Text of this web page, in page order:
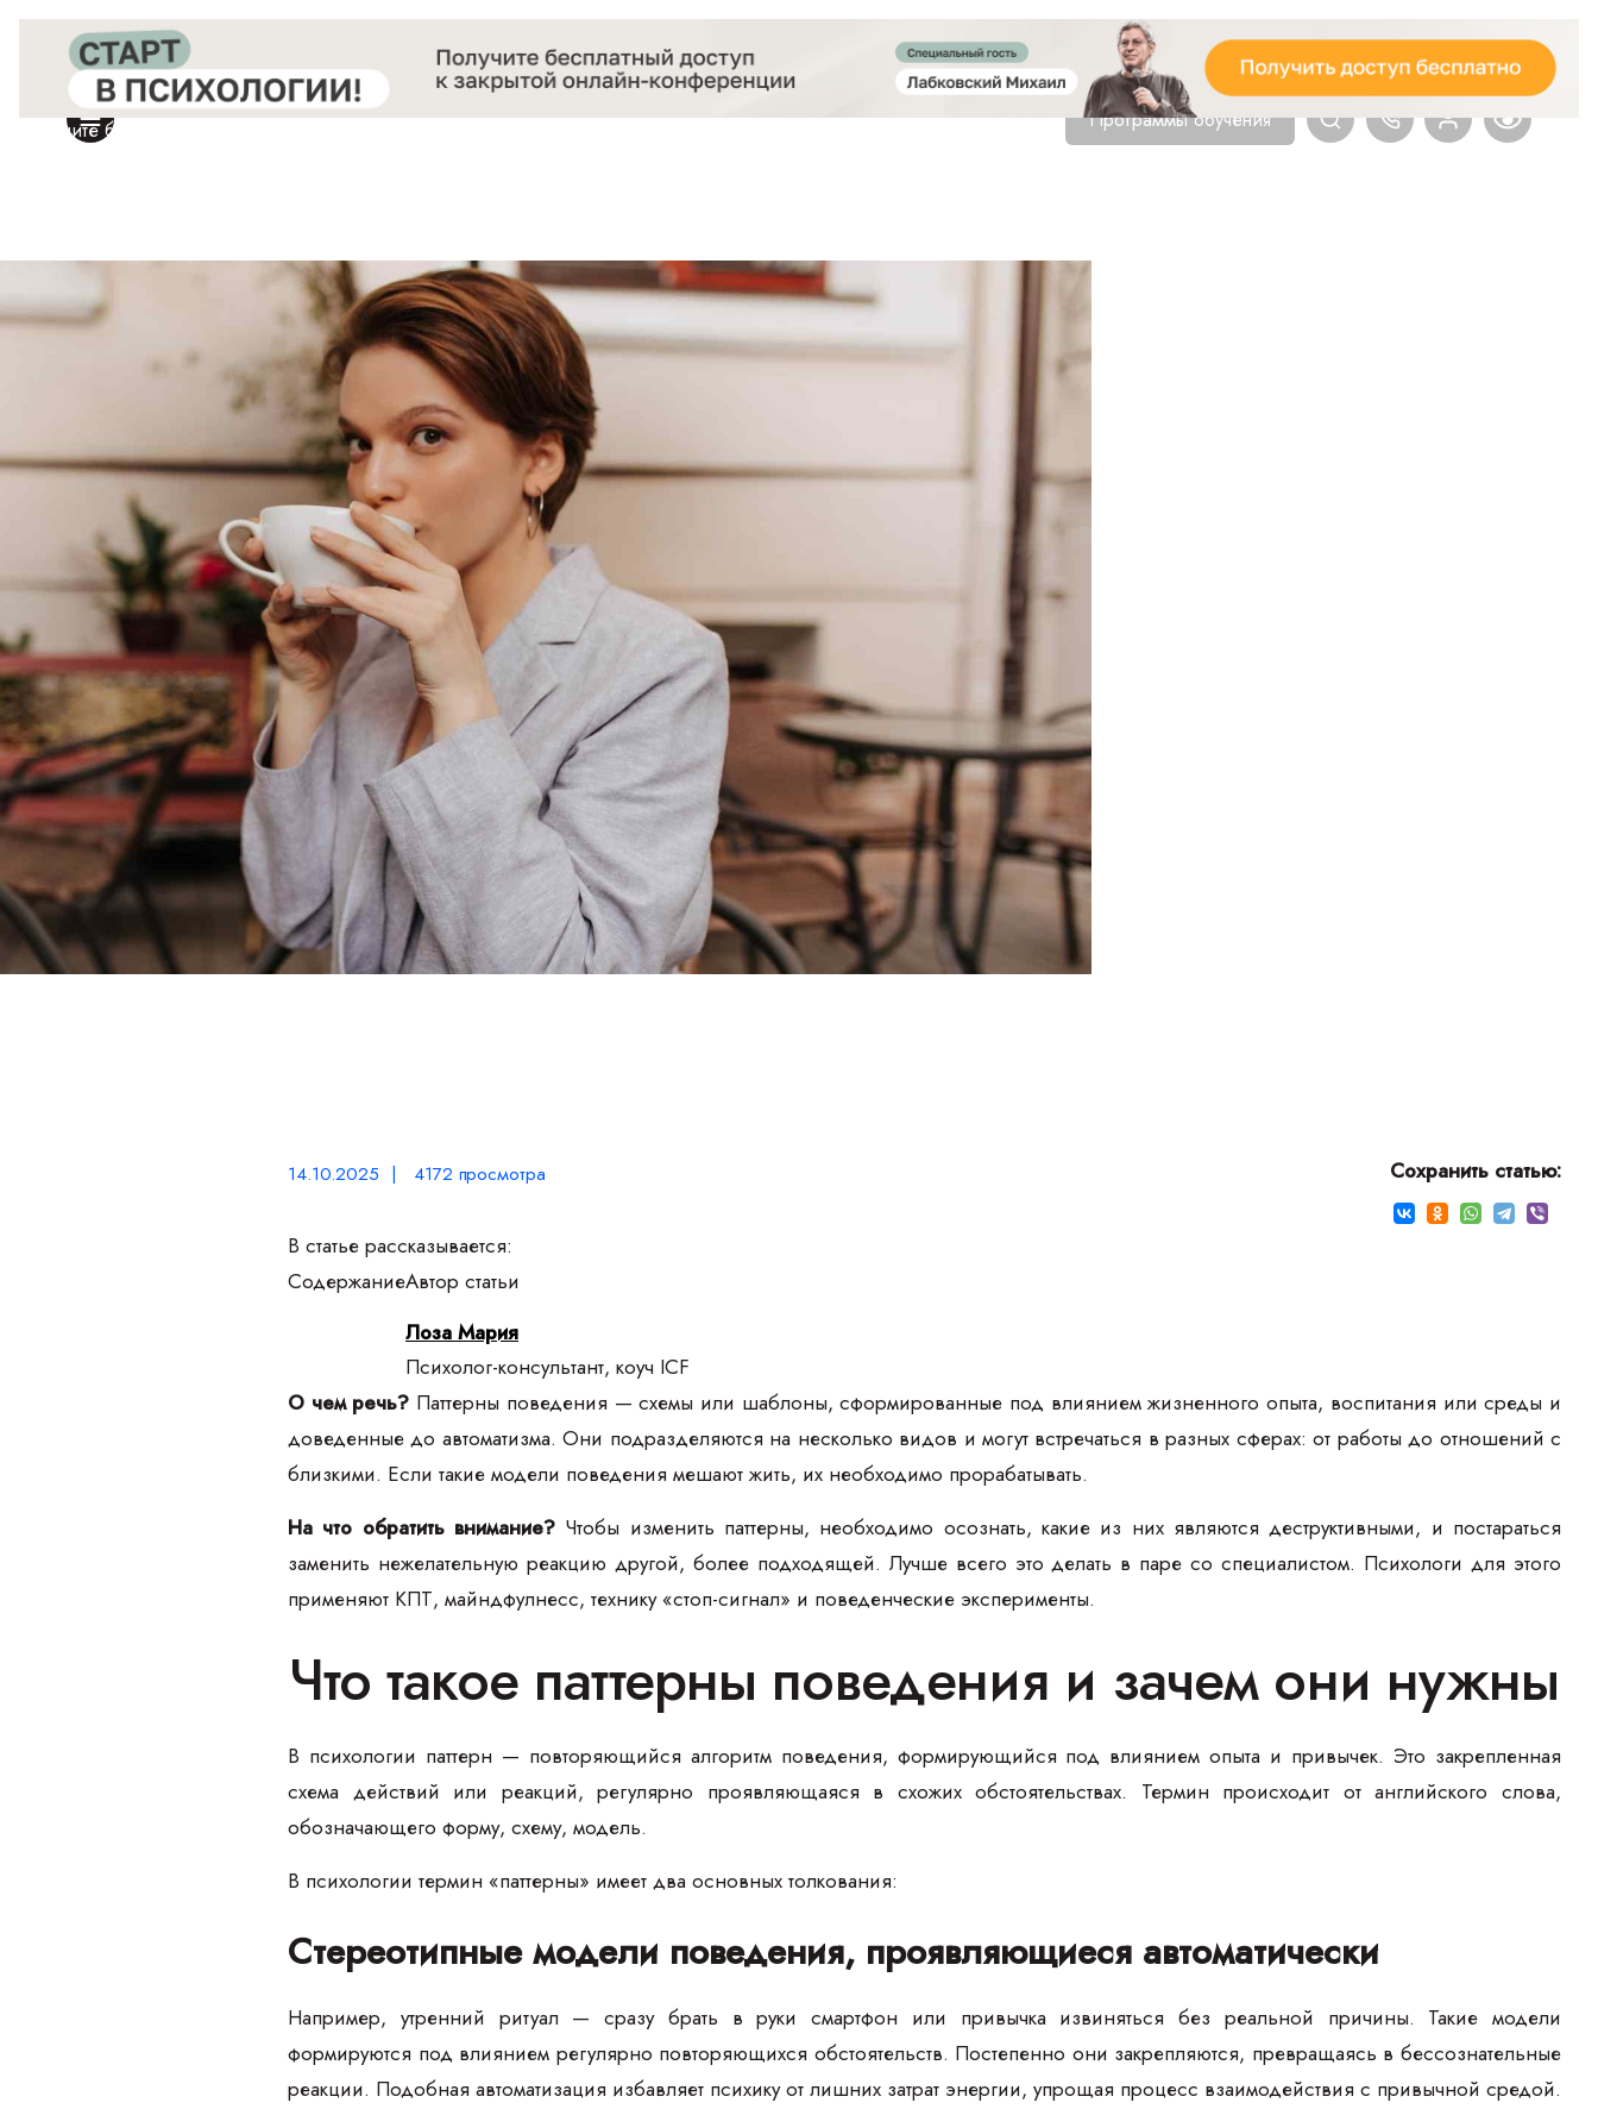
Программы обучения
Получите бесплатный доступ
14.10.2025 | 4172 просмотра Сохранить статью:
В статье рассказывается:
СодержаниеАвтор статьи
Лоза Мария
Психолог-консультант, коуч ICF
О чем речь? Паттерны поведения — схемы или шаблоны, сформированные под влиянием жизненного опыта, воспитания или среды и
доведенные до автоматизма. Они подразделяются на несколько видов и могут встречаться в разных сферах: от работы до отношений с
близкими. Если такие модели поведения мешают жить, их необходимо прорабатывать.
На что обратить внимание? Чтобы изменить паттерны, необходимо осознать, какие из них являются деструктивными, и постараться
заменить нежелательную реакцию другой, более подходящей. Лучше всего это делать в паре со специалистом. Психологи для этого
применяют КПТ, майндфулнесс, технику «стоп-сигнал» и поведенческие эксперименты.
Что такое паттерны поведения и зачем они нужны
В психологии паттерн — повторяющийся алгоритм поведения, формирующийся под влиянием опыта и привычек. Это закрепленная
схема действий или реакций, регулярно проявляющаяся в схожих обстоятельствах. Термин происходит от английского слова,
обозначающего форму, схему, модель.
В психологии термин «паттерны» имеет два основных толкования:
Стереотипные модели поведения, проявляющиеся автоматически
Например, утренний ритуал — сразу брать в руки смартфон или привычка извиняться без реальной причины. Такие модели
формируются под влиянием регулярно повторяющихся обстоятельств. Постепенно они закрепляются, превращаясь в бессознательные
реакции. Подобная автоматизация избавляет психику от лишних затрат энергии, упрощая процесс взаимодействия с привычной средой.